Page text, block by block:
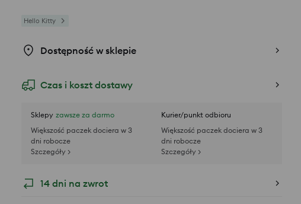
Hello Kitty
Dostępność w sklepie
Czas i koszt dostawy
Sklepy zawsze za darmo
Większość paczek dociera w 3
dni robocze
Szczegóły >
Kurier/punkt odbioru
Większość paczek dociera w 3
dni robocze
Szczegóły >
14 dni na zwrot